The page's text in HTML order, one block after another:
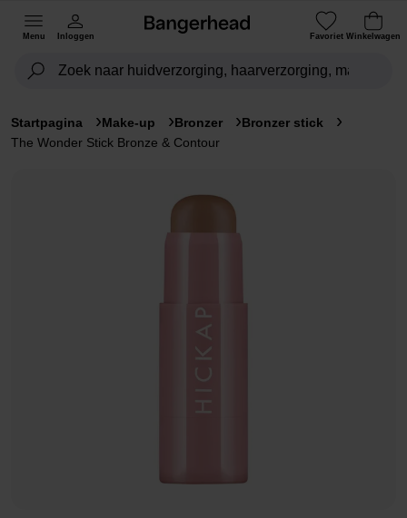
Menu Inloggen Favoriet Winkelwagen
Startpagina Make-up Bronzer
Bronzer stick
The Wonder Stick Bronze & Contour